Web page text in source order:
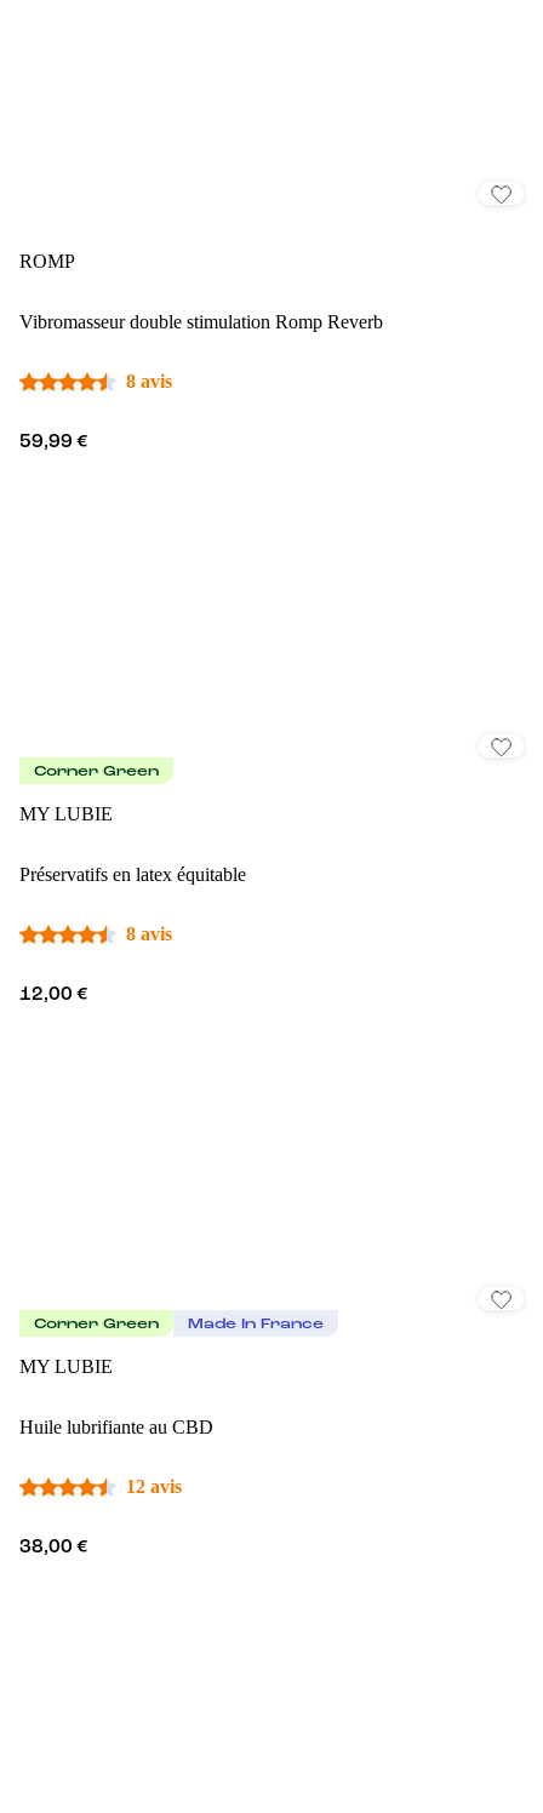
ROMP
Vibromasseur double stimulation Romp Reverb
8 avis
59,99 €
Corner Green
MY LUBIE
Préservatifs en latex équitable
8 avis
12,00 €
Corner Green Made In France
MY LUBIE
Huile lubrifiante au CBD
12 avis
38,00 €